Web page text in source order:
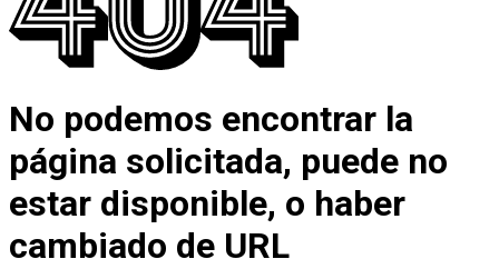
No podemos encontrar la
página solicitada, puede no
estar disponible, o haber
cambiado de URL